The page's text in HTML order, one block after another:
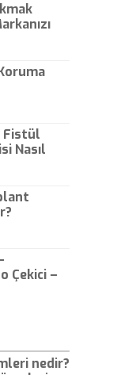
Fistül
Nasıl
Çekici –
nedir?